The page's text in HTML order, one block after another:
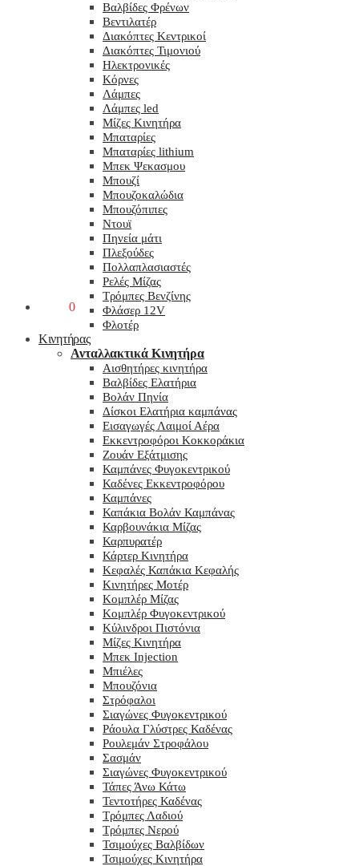
0
Βαλβίδες Φρένων
Βεντιλατέρ
Διακόπτες Κεντρικοί
Διακόπτες Τιμονιού
Ηλεκτρονικές
Κόρνες
Λάμπες
Λάμπες led
Μίζες Κινητήρα
Μπαταρίες
Μπαταρίες lithium
Μπεκ Ψεκασμου
Μπουζί
Μπουζοκαλώδια
Μπουζόπιπες
Ντουϊ
Πηνεία μάτι
Πλεξούδες
Πολλαπλασιαστές
Ρελές Μίζας
Τρόμπες Βενζίνης
Φλάσερ 12V
Φλοτέρ
Κινητήρας
Ανταλλακτικά Κινητήρα
Αισθητήρες κινητήρα
Βαλβίδες Ελατήρια
Βολάν Πηνία
Δίσκοι Ελατήρια καμπάνας
Εισαγωγές Λαιμοί Αέρα
Εκκεντροφόροι Κοκκοράκια
Ζουάν Εξάτμισης
Καμπάνες Φυγοκεντρικού
Καδένες Εκκεντροφόρου
Καμπάνες
Καπάκια Βολάν Καμπάνας
Καρβουνάκια Μίζας
Καρπυρατέρ
Κάρτερ Κινητήρα
Κεφαλές Καπάκια Κεφαλής
Κινητήρες Μοτέρ
Κομπλέρ Μίζας
Κομπλέρ Φυγοκεντρικού
Κύλινδροι Πιστόνια
Μίζες Κινητήρα
Μπεκ Injection
Μπιέλες
Μπουζόνια
Στρόφαλοι
Σιαγώνες Φυγοκεντρικού
Ράουλα Γλύστρες Καδένας
Ρουλεμάν Στροφάλου
Σασμάν
Σιαγώνες Φυγοκεντρικού
Τάπες Άνω Κάτω
Τεντοτήρες Καδένας
Τρόμπες Λαδιού
Τρόμπες Νερού
Τσιμούχες Βαλβίδων
Τσιμούχες Κινητήρα